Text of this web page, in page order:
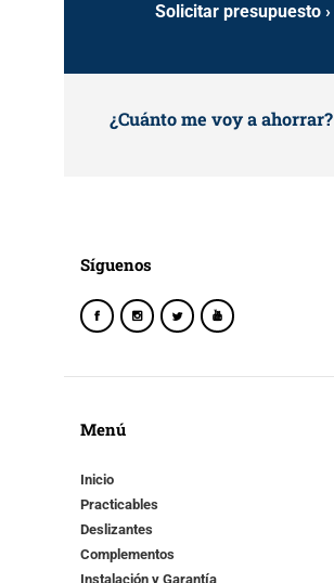
Solicitar presupuesto ›
¿Cuánto me voy a ahorrar?
Síguenos
Menú
Inicio
Practicables
Deslizantes
Complementos
Instalación y Garantía